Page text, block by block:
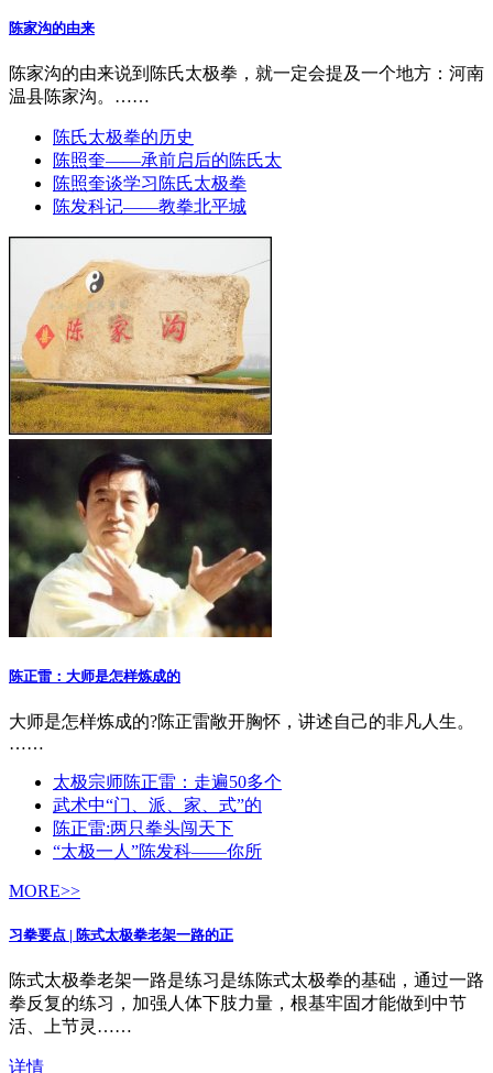
陈家沟的由来
陈家沟的由来说到陈氏太极拳，就一定会提及一个地方：河南
温县陈家沟。……
陈氏太极拳的历史
陈照奎——承前启后的陈氏太
陈照奎谈学习陈氏太极拳
陈发科记——教拳北平城
陈正雷：大师是怎样炼成的
大师是怎样炼成的?陈正雷敞开胸怀，讲述自己的非凡人生。
……
太极宗师陈正雷：走遍50多个
武术中“门、派、家、式”的
陈正雷:两只拳头闯天下
“太极一人”陈发科——你所
MORE>>
习拳要点 | 陈式太极拳老架一路的正
陈式太极拳老架一路是练习是练陈式太极拳的基础，通过一路
拳反复的练习，加强人体下肢力量，根基牢固才能做到中节
活、上节灵……
详情